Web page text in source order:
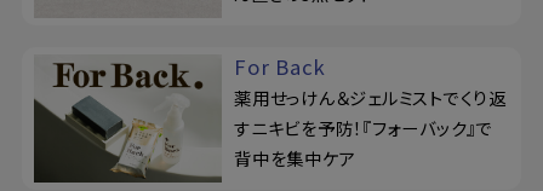
For Back
薬用せっけん＆ジェルミストでくり返
すニキビを予防！『フォーバック』で
背中を集中ケア